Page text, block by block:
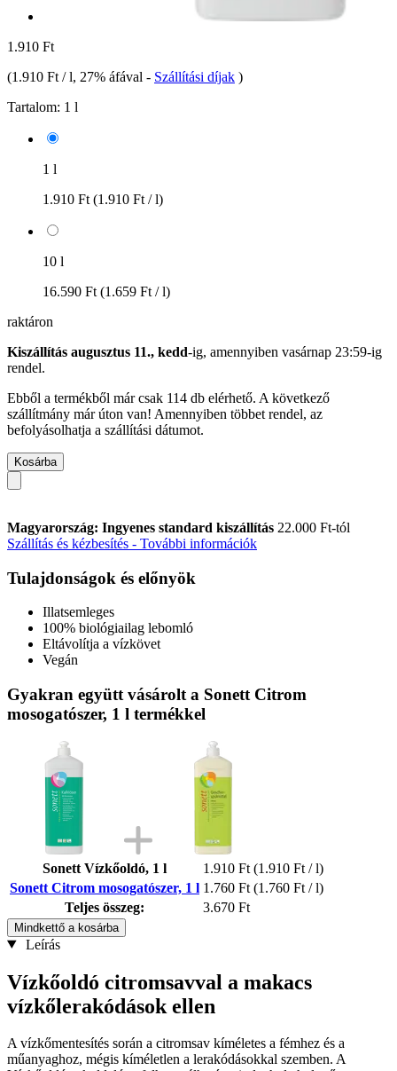
1.910 Ft
(1.910 Ft / l, 27% áfával - Szállítási díjak )
Tartalom: 1 l
1 l
1.910 Ft (1.910 Ft / l)
10 l
16.590 Ft (1.659 Ft / l)
raktáron
Kiszállítás augusztus 11., kedd-ig, amennyiben vasárnap 23:59-ig
rendel.
Ebből a termékből már csak 114 db elérhető. A következő
szállítmány már úton van! Amennyiben többet rendel, az
befolyásolhatja a szállítási dátumot.
Kosárba
Magyarország: Ingyenes standard kiszállítás 22.000 Ft-tól
Szállítás és kézbesítés - További információk
Tulajdonságok és előnyök
Illatsemleges
100% biológiailag lebomló
Eltávolítja a vízkövet
Vegán
Gyakran együtt vásárolt a Sonett Citrom
mosogatószer, 1 l termékkel
Sonett Vízkőoldó, 1 l 1.910 Ft (1.910 Ft / l)
Sonett Citrom mosogatószer, 1 l 1.760 Ft (1.760 Ft / l)
Teljes összeg:
3.670 Ft
Mindkettő a kosárba
Leírás
Vízkőoldó citromsavval a makacs
vízkőlerakódások ellen
A vízkőmentesítés során a citromsav kíméletes a fémhez és a
műanyaghoz, mégis kíméletlen a lerakódásokkal szemben. A